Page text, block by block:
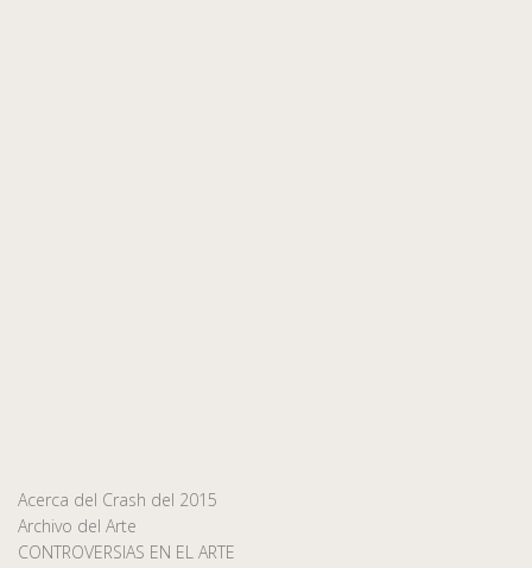
Acerca del Crash del 2015
Archivo del Arte
CONTROVERSIAS EN EL ARTE